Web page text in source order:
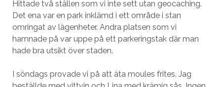
Hittade två ställen som vi inte sett utan geocaching.
Det ena var en park inklämd i ett område i stan
omringat av lägenheter. Andra platsen som vi
hamnade på var uppe på ett parkeringstak där man
hade bra utsikt över staden.
I söndags provade vi på att äta moules frites. Jag